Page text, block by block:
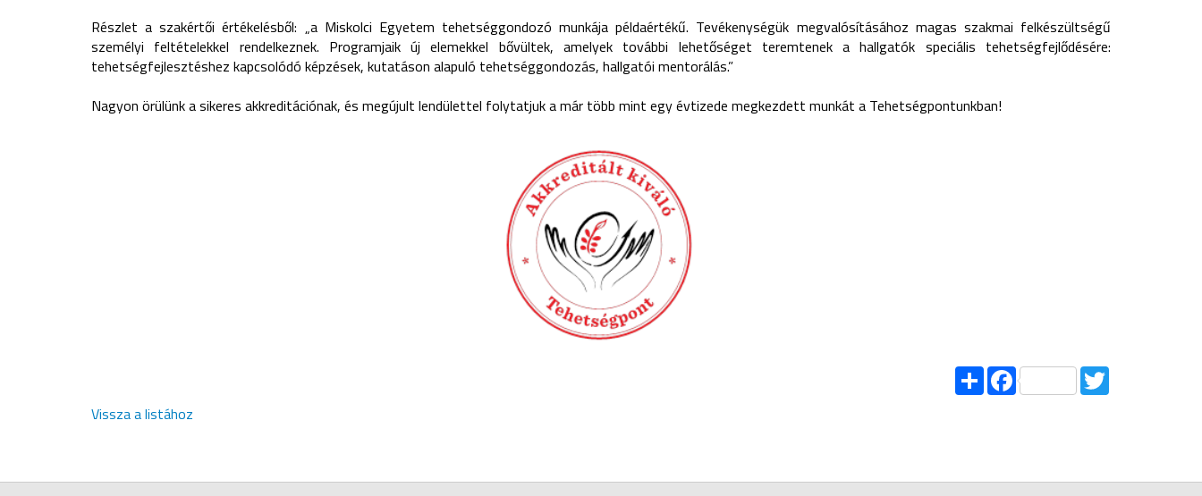
Részlet a szakértői értékelésből: „a Miskolci Egyetem tehetséggondozó munkája példaértékű. Tevékenységük megvalósításához magas szakmai felkészültségű
személyi feltételekkel rendelkeznek. Programjaik új elemekkel bővültek, amelyek további lehetőséget teremtenek a hallgatók speciális tehetségfejlődésére:
tehetségfejlesztéshez kapcsolódó képzések, kutatáson alapuló tehetséggondozás, hallgatói mentorálás.”
Nagyon örülünk a sikeres akkreditációnak, és megújult lendülettel folytatjuk a már több mint egy évtizede megkezdett munkát a Tehetségpontunkban!
ShareFacebook
Vissza a listához